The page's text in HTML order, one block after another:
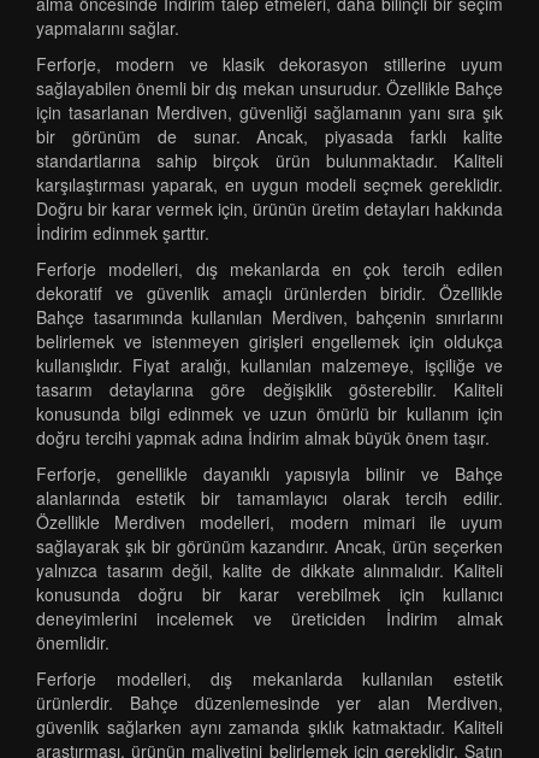
yapmalarını sağlar.
Ferforje, modern ve klasik dekorasyon stillerine uyum
sağlayabilen önemli bir dış mekan unsurudur. Özellikle Bahçe
için tasarlanan Merdiven, güvenliği sağlamanın yanı sıra şık
bir görünüm de sunar. Ancak, piyasada farklı kalite
standartlarına sahip birçok ürün bulunmaktadır. Kaliteli
karşılaştırması yaparak, en uygun modeli seçmek gereklidir.
Doğru bir karar vermek için, ürünün üretim detayları hakkında
İndirim edinmek şarttır.
Ferforje modelleri, dış mekanlarda en çok tercih edilen
dekoratif ve güvenlik amaçlı ürünlerden biridir. Özellikle
Bahçe tasarımında kullanılan Merdiven, bahçenin sınırlarını
belirlemek ve istenmeyen girişleri engellemek için oldukça
kullanışlıdır. Fiyat aralığı, kullanılan malzemeye, işçiliğe ve
tasarım detaylarına göre değişiklik gösterebilir. Kaliteli
konusunda bilgi edinmek ve uzun ömürlü bir kullanım için
doğru tercihi yapmak adına İndirim almak büyük önem taşır.
Ferforje, genellikle dayanıklı yapısıyla bilinir ve Bahçe
alanlarında estetik bir tamamlayıcı olarak tercih edilir.
Özellikle Merdiven modelleri, modern mimari ile uyum
sağlayarak şık bir görünüm kazandırır. Ancak, ürün seçerken
yalnızca tasarım değil, kalite de dikkate alınmalıdır. Kaliteli
konusunda doğru bir karar verebilmek için kullanıcı
deneyimlerini incelemek ve üreticiden İndirim almak
önemlidir.
Ferforje modelleri, dış mekanlarda kullanılan estetik
ürünlerdir. Bahçe düzenlemesinde yer alan Merdiven,
güvenlik sağlarken aynı zamanda şıklık katmaktadır. Kaliteli
araştırması, ürünün maliyetini belirlemek için gereklidir. Satın